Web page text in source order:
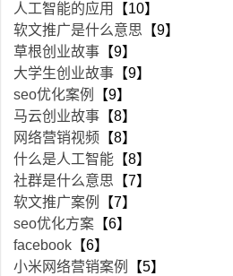
人工智能的应用
【10】
软文推广是什么意思 【9】
草根创业故事 【9】
大学生创业故事 【9】
seo优化案例
【9】
马云创业故事 【8】
网络营销视频 【8】
什么是人工智能 【8】
社群是什么意思 【7】
软文推广案例
【7】
seo优化方案 【6】
facebook 【6】
小米网络营销案例
【5】